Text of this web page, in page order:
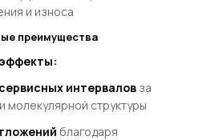
и износа
преимущества
интерваловза
молекулярной структуры
благодаря